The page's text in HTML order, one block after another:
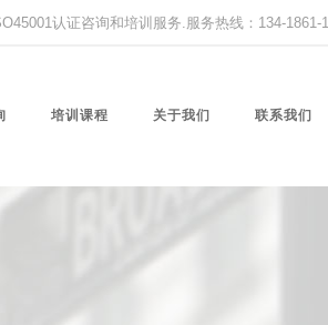
认证咨询和培训服务.服务热线：134-1861-
培训课程 关于我们 联系我们